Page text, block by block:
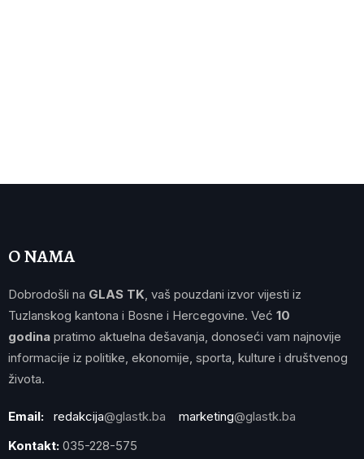
O NAMA
Dobrodošli na GLAS TK , vaš pouzdani izvor vijesti iz
Tuzlanskog kantona i Bosne i Hercegovine. Već 10
godina pratimo aktuelna dešavanja, donoseći vam najnovije
informacije iz politike, ekonomije, sporta, kulture i društvenog
života.
Email: redakcija@glastk.ba marketing@glastk.ba
Kontakt: 035-228-575